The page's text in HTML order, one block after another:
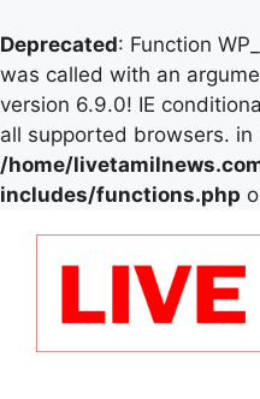
Deprecated: Function
was called with an
version 6.9.0! IE
all supported browsers. in
/home/
includes/functions.php